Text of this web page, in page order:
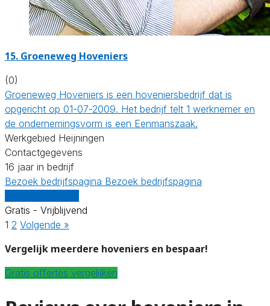
15. Groeneweg Hoveniers
(0)
Groeneweg Hoveniers is een hoveniersbedrijf dat is
opgericht op 01-07-2009. Het bedrijf telt 1 werknemer en
de ondernemingsvorm is een Eenmanszaak.
Werkgebied Heijningen
Contactgegevens
16 jaar in bedrijf
Bezoek bedrijfspagina Bezoek bedrijfspagina
Gratis - Vrijblijvend
1 2 Volgende »
Vergelijk meerdere hoveniers en bespaar!
Gratis offertes vergelijken